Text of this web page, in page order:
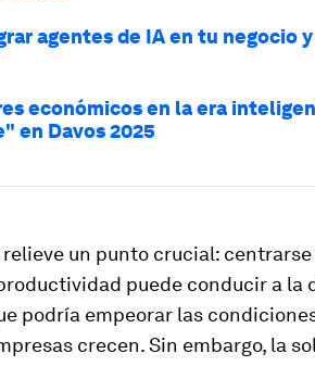
agentes de IA en tu negocio
económicos en la era
en Davos 2025
relieve un punto crucial:
puede conducir a la
podría empeorar las
crecen. Sin embargo, la